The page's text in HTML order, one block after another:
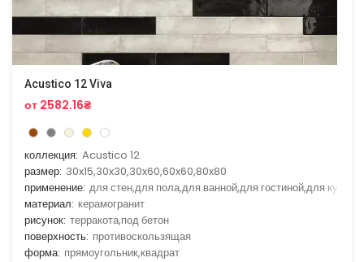
Acustico 12 Viva
от 2582.16₴
коллекция: Acustico 12
размер: 30x15,30x30,30x60,60x60,80x80
применение: для стен,для пола,для ванной,для гостиной,для кухни
материал: керамогранит
рисунок: терракота,под бетон
поверхность: противоскользящая
форма: прямоугольник,квадрат